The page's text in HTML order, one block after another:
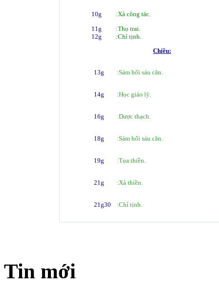
10g
:Xả công tác.
11g
:Thọ trai.
12g
:Chỉ tịnh.
Chiều:
13g :Sám hối sáu căn.
14g :Học giáo lý.
16g :Dược thạch.
18g :Sám hối sáu căn.
19g :Tọa thiền.
21g :Xả thiền.
21g30 :Chỉ tịnh.
Tin mới